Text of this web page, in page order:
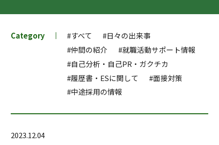
Category #すべて
#日々の出来事
#仲間の紹介
#就職活動サポート情報
#自己分析・自己PR・ガクチカ
#履歴書・ESに関して
#面接対策
#中途採用の情報
2023.12.04